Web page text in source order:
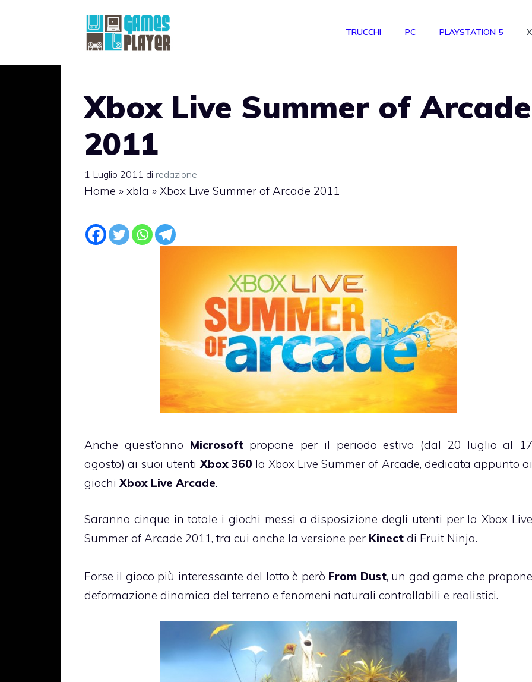
TRUCCHI PC PLAYSTATION 5
Xbox Live Summer of Arcade
2011
1 Luglio 2011 di redazione
Home » xbla » Xbox Live Summer of Arcade 2011
Anche quest’anno Microsoftpropone per il periodo estivo (dal 20 luglio al 17
agosto) ai suoi utentiXbox 360 la Xbox Live Summer of Arcade, dedicata appunto
giochiXbox Live Arcade.
Saranno cinque in totale i giochi messi a disposizione degli utenti per la Xbox Live
Summer of Arcade 2011, tra cui anche la versione per Kinect di Fruit Ninja.
Forse il gioco più interessante del lotto è però From Dust, un god game che
deformazione dinamica del terreno e fenomeni naturali controllabili e realistici.